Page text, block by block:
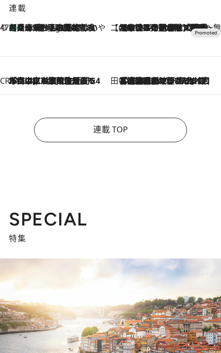
連載
47都道府県の手みやげ ひんやりスイーツで夏を満喫
7 Hours Ago
【兵庫県】この夏絶対食べたい 冷やしておいしいおやつ3選 淡路島の恵みをジェラートに集約 【CREA×星野リゾート】唯一無二。癒しと発見が待つ場所へ
2026.8.7
【トンボの足水浴】ヒノキの香りに包まれて涼感マックス！約13℃の湧水かけ流しを避暑地「星野温泉 トンボの湯」で体験
CREA'S CHOICE
2026.8.7
「立川にも歌舞伎があるんだよ」 片岡仁左衛門・市川中車ら豪華座組みで4年目の立川立飛歌舞伎へ 田中稲の勝手に再ブーム
2026.8.7
「湘南乃風に憧れて」観客大盛上がりの“タオル回し”に、ラッパー顔負けの高速歌唱まで…さだまさし（74）のアグレッシブすぎる現在地
連載 TOP
SPECIAL
特集